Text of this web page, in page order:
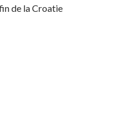
de la Croatie